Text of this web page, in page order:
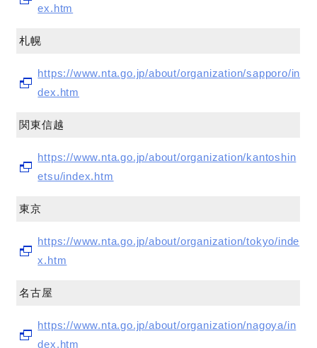
ex.htm
札幌
https://www.nta.go.jp/about/organization/sapporo/in
dex.htm
関東信越
https://www.nta.go.jp/about/organization/kantoshin
etsu/index.htm
東京
https://www.nta.go.jp/about/organization/tokyo/inde
x.htm
名古屋
https://www.nta.go.jp/about/organization/nagoya/in
dex.htm